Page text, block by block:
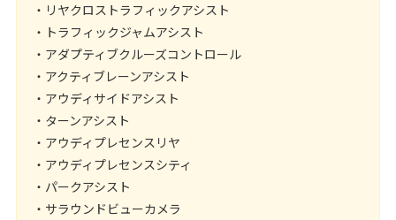
・リヤクロストラフィックアシスト
・トラフィックジャムアシスト
・アダプティブクルーズコントロール
・アクティブレーンアシスト
・アウディサイドアシスト
・ターンアシスト
・アウディプレセンスリヤ
・アウディプレセンスシティ
・パークアシスト
・サラウンドビューカメラ